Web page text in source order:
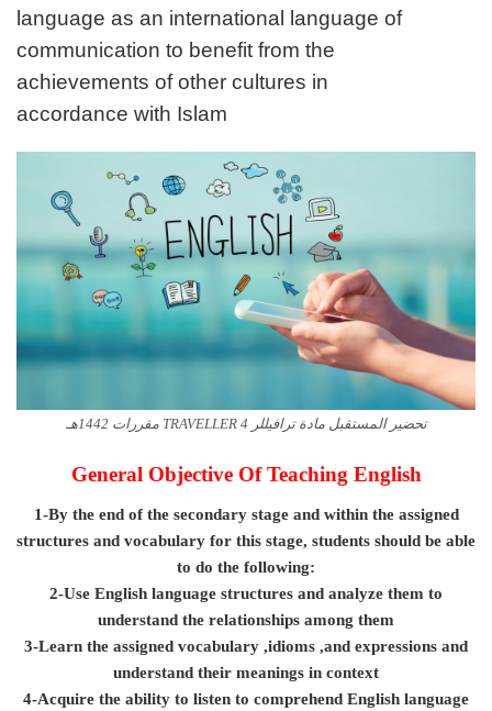
language as an international language of
communication to benefit from the
achievements of other cultures in
accordance with Islam
تحضير المستقبل مادة ترافيللر 4 TRAVELLER مقررات 1442هـ
General Objective Of Teaching English
1-By the end of the secondary stage and within the assigned
structures and vocabulary for this stage, students should be able
to do the following:
2-Use English language structures and analyze them to
understand the relationships among them
3-Learn the assigned vocabulary ,idioms ,and expressions and
understand their meanings in context
4-Acquire the ability to listen to comprehend English language